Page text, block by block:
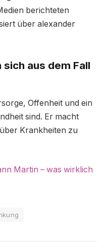
berichteten
über alexander
aus dem Fall
Offenheit und ein
sind. Er macht
Krankheiten zu
Martin – was wirklich